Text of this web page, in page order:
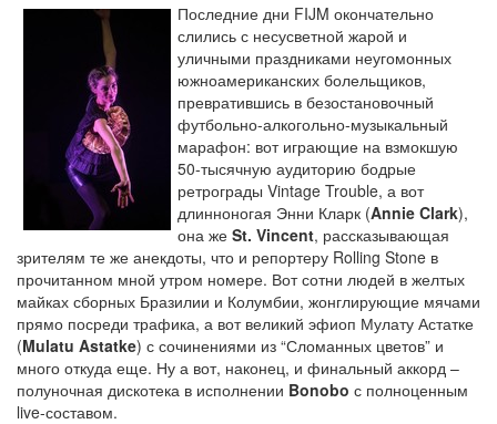
Последние дни FIJM окончательно
слились с несусветной жарой и
уличными праздниками неугомонных
южноамериканских болельщиков,
превратившись в безостановочный
футбольно-алкогольно-музыкальный
марафон: вот играющие на взмокшую
50-тысячную аудиторию бодрые
ретрограды Vintage Trouble, а вот
длинноногая Энни Кларк (Annie Clark),
она же St. Vincent, рассказывающая
зрителям те же анекдоты, что и репортеру Rolling Stone в
прочитанном мной утром номере. Вот сотни людей в желтых
майках сборных Бразилии и Колумбии, жонглирующие мячами
прямо посреди трафика, а вот великий эфиоп Мулату Астатке
(Mulatu Astatke) с сочинениями из “Сломанных цветов” и
много откуда еще. Ну а вот, наконец, и финальный аккорд –
полуночная дискотека в исполнении Bonobo с полноценным
live-составом.